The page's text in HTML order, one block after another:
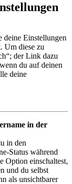
deine Einstellungen
Um diese zu
der Link dazu
du auf deinen
deine
in der
in den
Status während
Option einschaltest,
und du selbst
als unsichtbarer